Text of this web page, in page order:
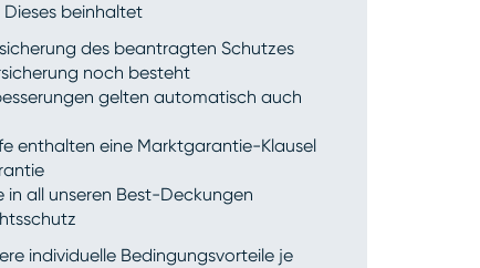
beinhaltet
des beantragten Schutzes
noch besteht
gelten automatisch auch
enthalten eine Marktgarantie-Klausel
all unseren Best-Deckungen
individuelle Bedingungsvorteile je